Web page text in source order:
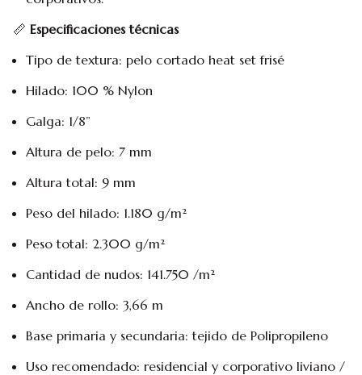
📏 Especificaciones técnicas
Tipo de textura: pelo cortado heat set frisé
Hilado: 100 % Nylon
Galga: 1/8”
Altura de pelo: 7 mm
Altura total: 9 mm
Peso del hilado: 1.180 g/m²
Peso total: 2.300 g/m²
Cantidad de nudos: 141.750 /m²
Ancho de rollo: 3,66 m
Base primaria y secundaria: tejido de Polipropileno
Uso recomendado: residencial y corporativo liviano /